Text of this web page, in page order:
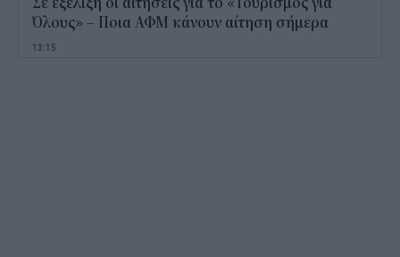
Όλους» – Ποια ΑΦΜ κάνουν αίτηση σήμερα
13:15